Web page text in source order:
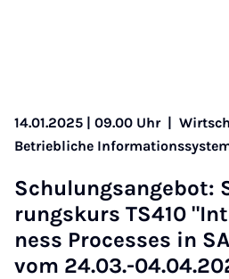
14.01.2025 | 09.00 Uhr |
Betriebliche
Schu­lungs­an­ge­bot:
rungs­kurs TS410
ness Pro­ces­ses in
vom 24.03.-